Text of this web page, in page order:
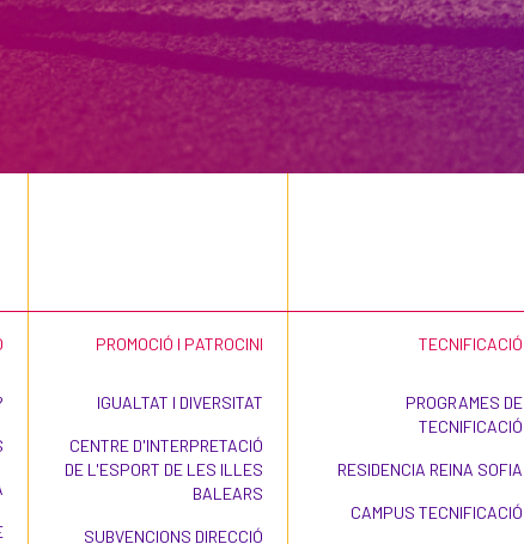
PROMOCIÓ I PATROCINI
IGUALTAT I DIVERSITAT
CENTRE D'INTERPRETACIÓ
DE L'ESPORT DE LES ILLES
BALEARS
SUBVENCIONS DIRECCIÓ
TECNIFICACIÓ
PROGRAMES DE
TECNIFICACIÓ
RESIDENCIA REINA SOFIA
CAMPUS TECNIFICACIÓ